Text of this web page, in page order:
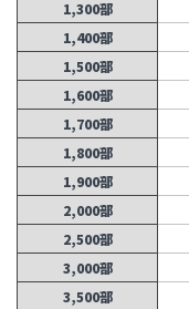
1,300部
1,400部
1,500部
1,600部
1,700部
1,800部
1,900部
2,000部
2,500部
3,000部
3,500部